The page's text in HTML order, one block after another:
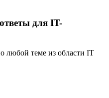
для IT-
любой теме из области IT